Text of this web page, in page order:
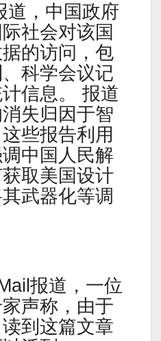
道，中国政府
社会对该国
的访问，包
科学会议记
信息。 报道
失归因于智
些报告利用
中国人民解
取美国设计
武器化等调
报道，一位
声称，由于
到这篇文章